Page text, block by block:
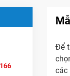
Để
các